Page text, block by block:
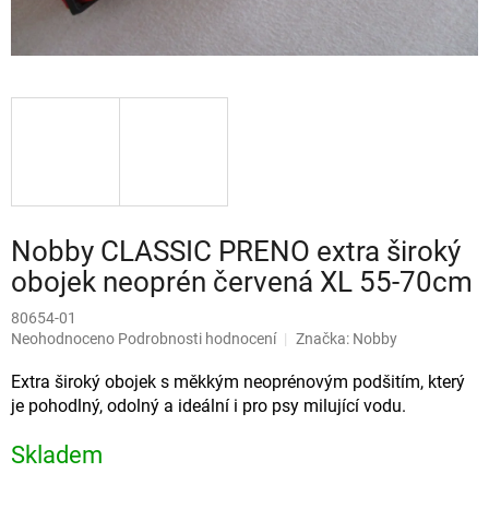
Nobby CLASSIC PRENO extra široký
obojek neoprén červená XL 55-70cm
80654-01
Průměrné
produktu
je
0,0
5
Neohodnoceno Podrobnosti hodnocení Značka: Nobby
Extra široký obojek s měkkým neoprénovým podšitím, který
je pohodlný, odolný a ideální i pro psy milující vodu.
Skladem